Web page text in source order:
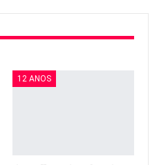
12 ANOS